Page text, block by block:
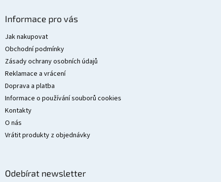
Informace pro vás
Jak nakupovat
Obchodní podmínky
Zásady ochrany osobních údajů
Reklamace a vrácení
Doprava a platba
Informace o používání souborů cookies
Kontakty
O nás
Vrátit produkty z objednávky
Odebírat newsletter